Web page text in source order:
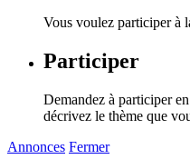
Vous voulez participer à
Participer
Demandez à participer
décrivez le thème que
Annonces Fermer